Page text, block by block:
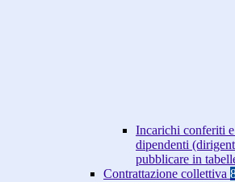
Incarichi conferiti
dipendenti
pubblicare in
Contrattazione collettiva